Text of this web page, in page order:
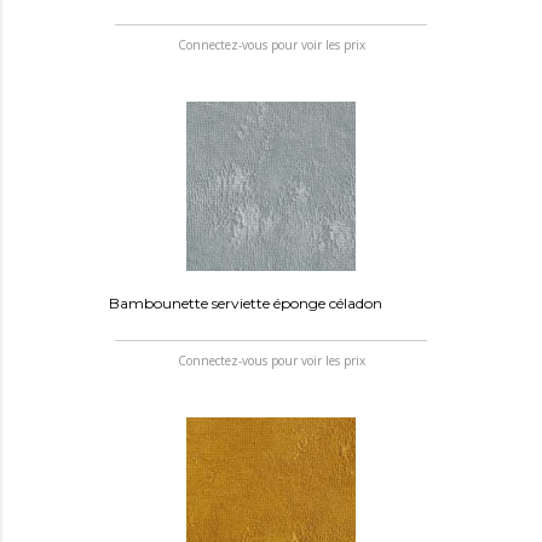
Connectez-vous pour voir les prix
Bambounette serviette éponge céladon
Connectez-vous pour voir les prix